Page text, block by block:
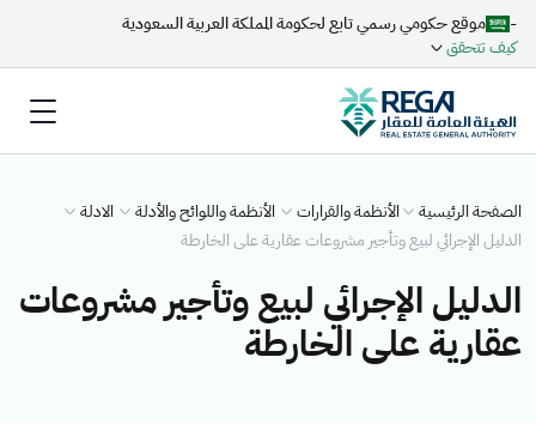
-
موقع حكومي رسمي تابع لحكومة المملكة العربية السعودية
كيف تتحقق
الصفحة الرئيسية الأنظمة والقرارات الأنظمة واللوائح والأدلة
الادلة
الدليل الإجرائي لبيع وتأجير مشروعات عقارية على الخارطة
الدليل الإجرائي لبيع وتأجير مشروعات
عقارية على الخارطة